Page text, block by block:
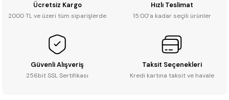
Ücretsiz Kargo
2000 TL ve üzeri tüm siparişlerde
Hızlı Teslimat
15:00’a kadar seçili ürünler
Güvenli Alışveriş
256bit SSL Sertifikası
Taksit Seçenekleri
Kredi kartına taksit ve havale